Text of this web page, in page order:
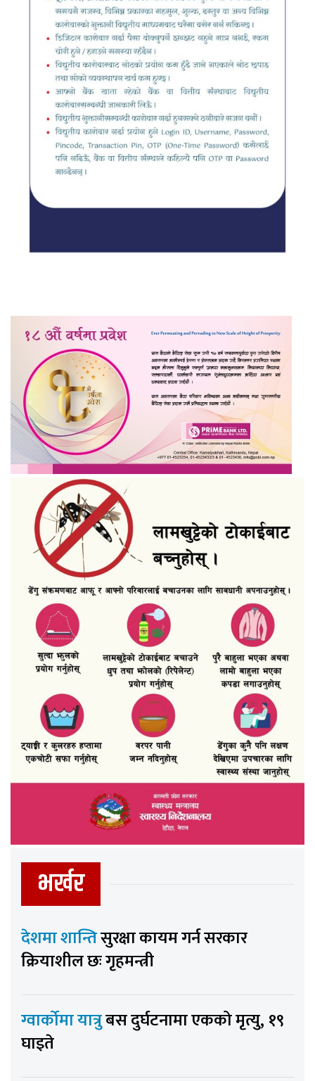
भर्खर
देशमा शान्तिसुरक्षा कायम गर्न सरकार
क्रियाशील छः गृहमन्त्री
ग्वार्कोमा यात्रुबस दुर्घटनामा एकको मृत्यु, १९
घाइते